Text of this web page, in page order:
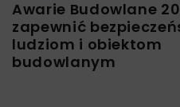
Awarie Budowlane
zapewnić
ludziom i obiektom
budowlanym